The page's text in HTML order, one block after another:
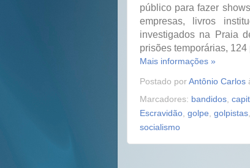
público para fazer
empresas, livros
investigados na Praia
prisões temporárias,
Mais informações »
Postado porAntônio Carlos
Marcadores: bandidos
Escravidão golpe golpistas
socialismo